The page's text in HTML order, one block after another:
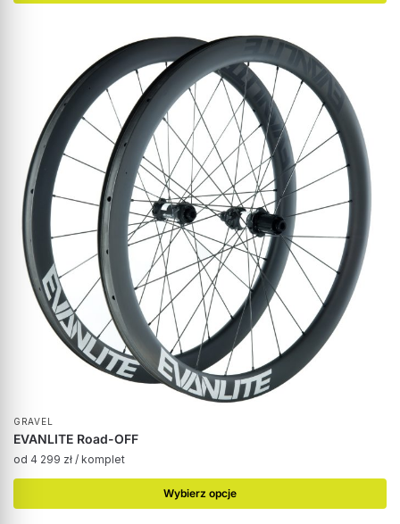
GRAVEL
EVANLITE Road-OFF
od 4 299 zł / komplet
Wybierz opcje